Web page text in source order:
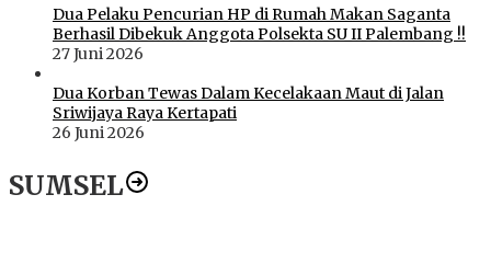
Dua Pelaku Pencurian HP di Rumah Makan Saganta
Berhasil Dibekuk Anggota Polsekta SU II Palembang !!
27 Juni 2026
Dua Korban Tewas Dalam Kecelakaan Maut di Jalan
Sriwijaya Raya Kertapati
26 Juni 2026
SUMSEL